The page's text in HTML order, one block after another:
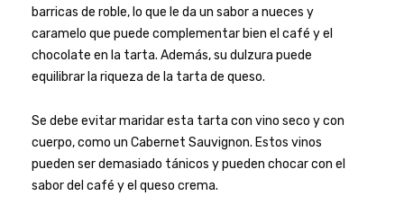
barricas de roble, lo que le da un sabor a nueces y
caramelo que puede complementar bien el café y el
chocolate en la tarta. Además, su dulzura puede
equilibrar la riqueza de la tarta de queso.
Se debe evitar maridar esta tarta con vino seco y con
cuerpo, como un Cabernet Sauvignon. Estos vinos
pueden ser demasiado tánicos y pueden chocar con el
sabor del café y el queso crema.